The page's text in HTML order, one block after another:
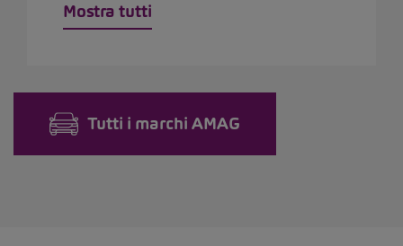
Mostra tutti
Tutti i marchi AMAG